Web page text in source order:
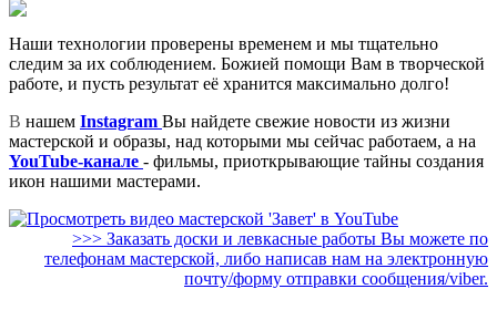
Наши технологии проверены временем и мы тщательно
следим за их соблюдением. Божией помощи Вам в творческой
работе, и пусть результат её хранится максимально долго!
В нашем Instagram Вы найдете свежие новости из жизни
мастерской и образы, над которыми мы сейчас работаем, а на
YouTube-канале - фильмы, приоткрывающие тайны создания
икон нашими мастерами.
>>> Заказать доски и левкасные работы Вы можете по
телефонам мастерской, либо написав нам на электронную
почту/форму отправки сообщения/viber.